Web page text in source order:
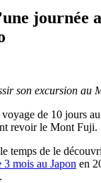
journée
son excursion au
de 10 jours
revoir le Mont Fuji.
temps de le
mois au Japon en